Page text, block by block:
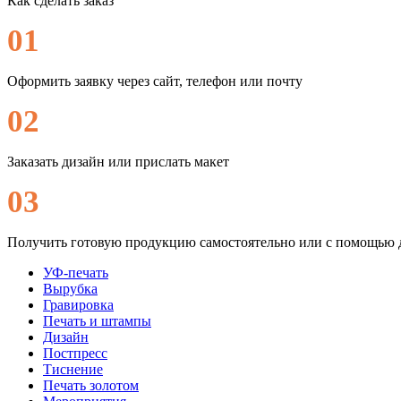
01
Оформить заявку через сайт, телефон или почту
02
Заказать дизайн или прислать макет
03
Получить готовую продукцию самостоятельно или с помощью
УФ-печать
Вырубка
Гравировка
Печать и штампы
Дизайн
Постпресс
Тиснение
Печать золотом